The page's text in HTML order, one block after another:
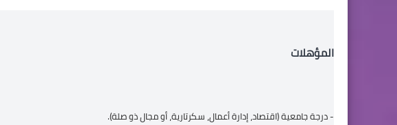
المؤهلات
- درجة جامعية (اقتصاد، إدارة أعمال، سكرتارية، أو مجال ذو صلة).